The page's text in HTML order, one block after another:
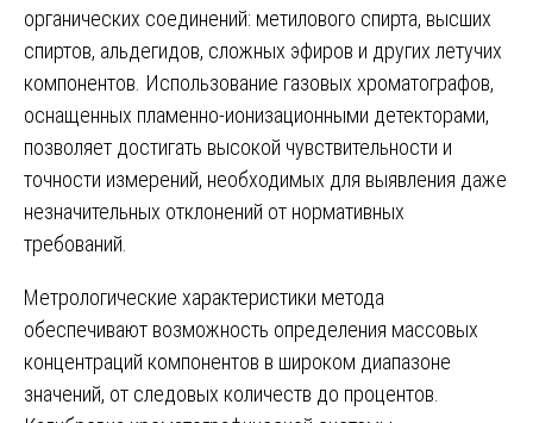
органических соединений: метилового спирта, высших
спиртов, альдегидов, сложных эфиров и других летучих
компонентов. Использование газовых хроматографов,
оснащенных пламенно-ионизационными детекторами,
позволяет достигать высокой чувствительности и
точности измерений, необходимых для выявления даже
незначительных отклонений от нормативных
требований.
Метрологические характеристики метода
обеспечивают возможность определения массовых
концентраций компонентов в широком диапазоне
значений, от следовых количеств до процентов.